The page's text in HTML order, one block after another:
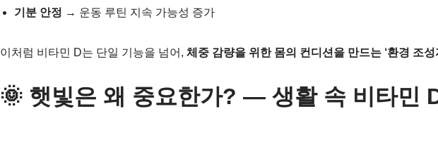
기분 안정 → 운동 루틴 지속 가능성 증가
이처럼 비타민 D는 단일 기능을 넘어, 체중 감량을 위한 몸의 컨디션을 만드는 ‘환경 조성
🌞 햇빛은 왜 중요한가? — 생활 속 비타민